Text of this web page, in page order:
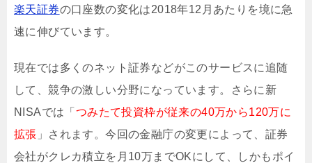
楽天証券の口座数の変化は2018年12月あたりを境に急
速に伸びています。
現在では多くのネット証券などがこのサービスに追随
して、競争の激しい分野になっています。さらに新
NISAでは「 つみたて投資枠が従来の40万から120万に
拡張 」されます。今回の金融庁の変更によって、証券
会社がクレカ積立を月10万までOKにして、しかもポイ